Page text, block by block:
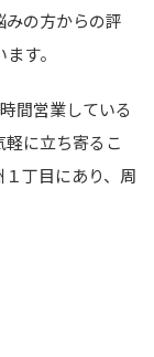
みの方からの評
す。
間営業している
に立ち寄るこ
丁目にあり、周